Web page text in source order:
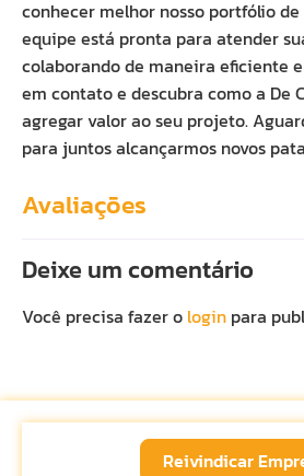
conhecer melhor nosso portfólio de
equipe está pronta para atender
colaborando de maneira eficiente
em contato e descubra como a De
agregar valor ao seu projeto.
para juntos alcançarmos novos
Avaliações
Deixe um comentário
Você precisa fazer o login para
Reivindicar